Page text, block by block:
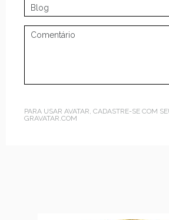
PARA USAR AVATAR, CADASTRE-SE COM
GRAVATAR.COM